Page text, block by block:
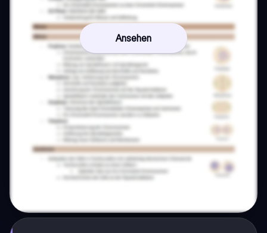
Ansehen